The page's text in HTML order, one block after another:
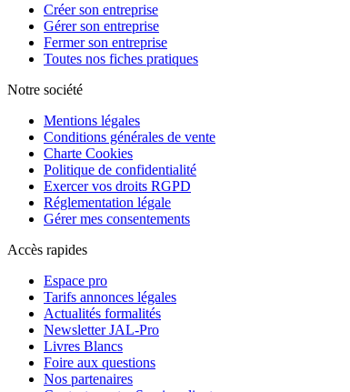
Créer son entreprise
Gérer son entreprise
Fermer son entreprise
Toutes nos fiches pratiques
Notre société
Mentions légales
Conditions générales de vente
Charte Cookies
Politique de confidentialité
Exercer vos droits RGPD
Réglementation légale
Gérer mes consentements
Accès rapides
Espace pro
Tarifs annonces légales
Actualités formalités
Newsletter JAL-Pro
Livres Blancs
Foire aux questions
Nos partenaires